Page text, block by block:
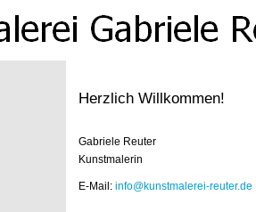
Herzlich Willkommen!
Gabriele Reuter
Kunstmalerin
E-Mail:info@kunstmalerei-reuter.de